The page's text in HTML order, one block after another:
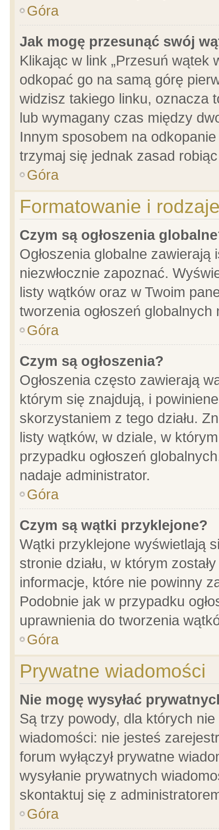
Góra
Jak mogę przesunąć swój
Klikając w link „Przesuń wątek
odkopać go na samą górę
widzisz takiego linku, oznacza
lub wymagany czas między
Innym sposobem na
trzymaj się jednak zasad
Góra
Formatowanie i
Czym są ogłoszenia
Ogłoszenia globalne
niezwłocznie zapoznać.
listy wątków oraz w Twoim
tworzenia ogłoszeń
Góra
Czym są ogłoszenia?
Ogłoszenia często zawierają
którym się znajdują, i
skorzystaniem z tego działu.
listy wątków, w dziale, w
przypadku ogłoszeń
nadaje administrator.
Góra
Czym są wątki przyklejone?
Wątki przyklejone wyświetlają
stronie działu, w którym
informacje, które nie powinny
Podobnie jak w przypadku
uprawnienia do tworzenia
Góra
Prywatne wiadomości
Nie mogę wysyłać
Są trzy powody, dla których
wiadomości: nie jesteś
forum wyłączył prywatne
wysyłanie prywatnych
skontaktuj się z
Góra